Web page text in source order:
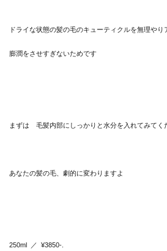
ドライな状態の髪の毛のキューティクルを無理やり
膨潤をさせすぎないためです
まずは 毛髪内部にしっかりと水分を入れてみてく
あなたの髪の毛、劇的に変わりますよ
250ml ／ ¥3850-.